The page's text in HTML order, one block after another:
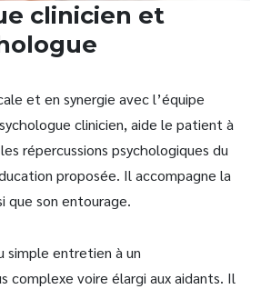
clinicien et
et en synergie avec l’équipe
clinicien, aide le patient à
répercussions psychologiques du
proposée. Il accompagne la
que son entourage.
simple entretien à un
complexe voire élargi aux aidants. Il